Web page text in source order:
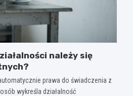
należy się
prawa do świadczenia z
wykreśla działalność